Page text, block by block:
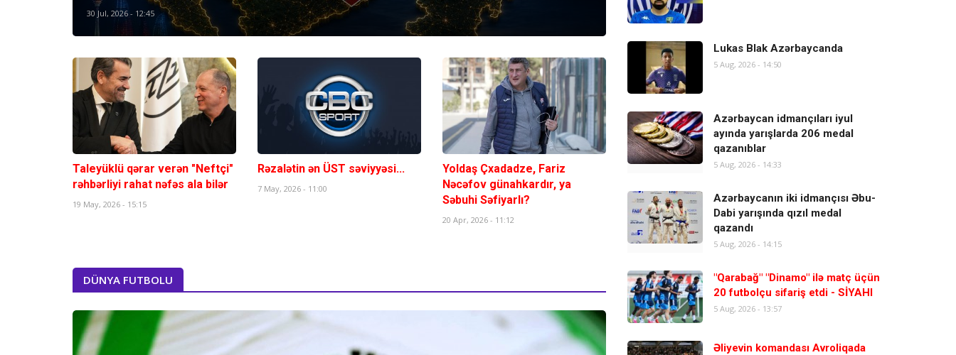
30 Jul, 2026 - 12:45
Taleyüklü qərar verən "Neftçi"
rəhbərliyi rahat nəfəs ala bilər
19 May, 2026 - 15:15
Rəzalətin ən ÜST səviyyəsi...
7 May, 2026 - 11:00
Yoldaş Çxadadze, Fariz
Nəcəfov günahkardır, ya
Səbuhi Səfiyarlı?
20 Apr, 2026 - 11:12
DÜNYA FUTBOLU
Lukas Blak Azərbaycanda
5 Aug, 2026 - 14:50
Azərbaycan idmançıları iyul
ayında yarışlarda 206 medal
qazanıblar
5 Aug, 2026 - 14:33
Azərbaycanın iki idmançısı Əbu-
Dabi yarışında qızıl medal
qazandı
5 Aug, 2026 - 14:15
"Qarabağ" "Dinamo" ilə matç üçün
20 futbolçu sifariş etdi - SİYAHI
5 Aug, 2026 - 13:57
Əliyevin komandası Avroliqada